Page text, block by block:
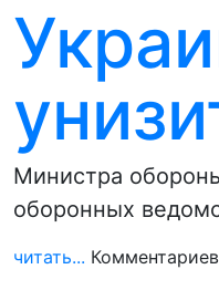
Министра
оборонных
читать...